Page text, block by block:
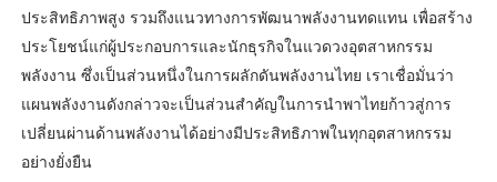
ประสิทธิภาพสูง รวมถึงแนวทางการพัฒนาพลังงานทดแทน เพื่อสร้าง
ประโยชน์แก่ผู้ประกอบการและนักธุรกิจในแวดวงอุตสาหกรรม
พลังงาน ซึ่งเป็นส่วนหนึ่งในการผลักดันพลังงานไทย เราเชื่อมั่นว่า
แผนพลังงานดังกล่าวจะเป็นส่วนสำคัญในการนำพาไทยก้าวสู่การ
เปลี่ยนผ่านด้านพลังงานได้อย่างมีประสิทธิภาพในทุกอุตสาหกรรม
อย่างยั่งยืน